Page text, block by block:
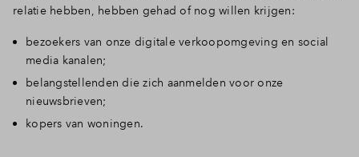
relatie hebben, hebben gehad of nog willen krijgen:
bezoekers van onze digitale verkoopomgeving en social
media kanalen;
belangstellenden die zich aanmelden voor onze
nieuwsbrieven;
kopers van woningen.